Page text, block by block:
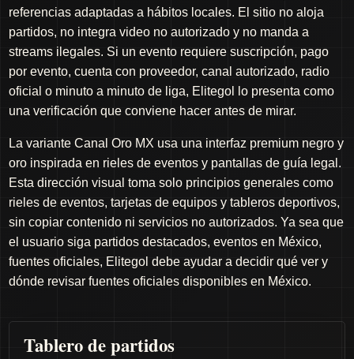
referencias adaptadas a hábitos locales. El sitio no aloja
partidos, no integra video no autorizado y no manda a
streams ilegales. Si un evento requiere suscripción, pago
por evento, cuenta con proveedor, canal autorizado, radio
oficial o minuto a minuto de liga, Elitegol lo presenta como
una verificación que conviene hacer antes de mirar.
La variante Canal Oro MX usa una interfaz premium negro y
oro inspirada en rieles de eventos y pantallas de guía legal.
Esta dirección visual toma solo principios generales como
rieles de eventos, tarjetas de equipos y tableros deportivos,
sin copiar contenido ni servicios no autorizados. Ya sea que
el usuario siga partidos destacados, eventos en México,
fuentes oficiales, Elitegol debe ayudar a decidir qué ver y
dónde revisar fuentes oficiales disponibles en México.
Tablero de partidos